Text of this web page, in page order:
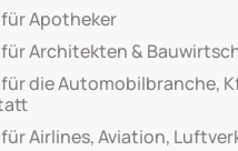
Apotheker
Architekten &
die Automobilbranche,
Airlines, Aviation,